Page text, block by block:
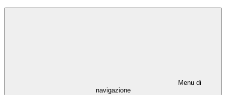
Menu di
navigazione